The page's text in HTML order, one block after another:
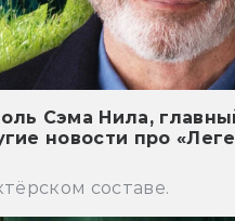
Сэма Нила,
новости про
составе.